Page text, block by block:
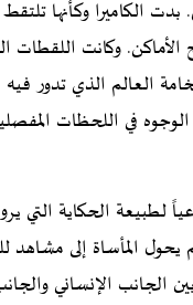
الكاميرا وكأنها
الأماكن. وكانت اللقطات
العالم الذي تدور فيه
في اللحظات
لطبيعة الحكاية التي
المأساة إلى مشاهد
الجانب الإنساني